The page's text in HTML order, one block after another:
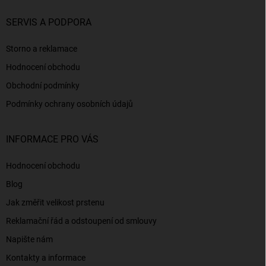
SERVIS A PODPORA
Storno a reklamace
Hodnocení obchodu
Obchodní podmínky
Podmínky ochrany osobních údajů
INFORMACE PRO VÁS
Hodnocení obchodu
Blog
Jak změřit velikost prstenu
Reklamační řád a odstoupení od smlouvy
Napište nám
Kontakty a informace